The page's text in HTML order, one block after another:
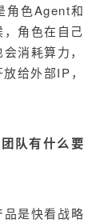
角色Agent和
角色在自己
消耗算力，
给外部IP，
队有什么要
是快看战略